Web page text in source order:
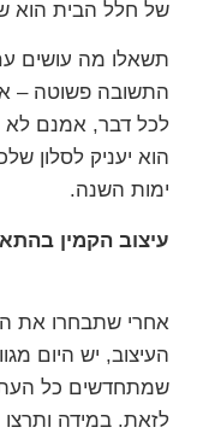
של חלל הבית הוא
תשאלו מה עושים
התשובה פשוטה –
לכל דבר, אמנם לא
הוא יעניק לסלון
ימות השנה.
עיצוב הקמין
אחרי שתבחרו את
העיצוב, יש היום
שמתחדשים כל
לזאת. במידה ותרצו